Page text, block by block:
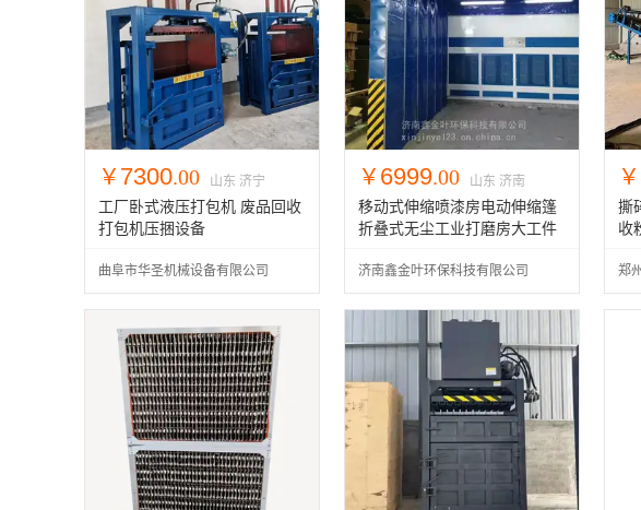
￥ 7300.00 山东 济宁
工厂卧式液压打包机 废品回收
打包机压捆设备
曲阜市华圣机械设备有限公司
￥ 6999.00 山东 济南
移动式伸缩喷漆房电动伸缩篷
折叠式无尘工业打磨房大工件
济南鑫金叶环保科技有限公司
￥
撕
收
郑